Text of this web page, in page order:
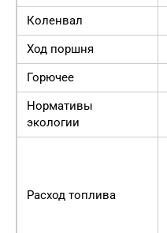
Коленвал
Ход поршня
Горючее
Нормативы
экологии
Расход топлива